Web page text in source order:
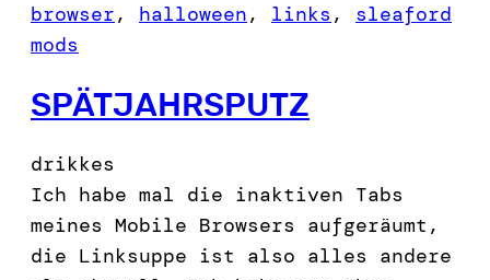
browser, halloween, links , sleaford
mods
SPÄTJAHRSPUTZ
drikkes
Ich habe mal die inaktiven Tabs
meines Mobile Browsers aufgeräumt,
die Linksuppe ist also alles andere